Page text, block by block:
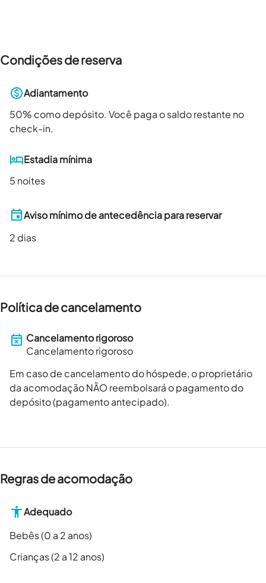
Condições de reserva
Adiantamento
50% como depósito. Você paga o saldo restante no
check-in.
Estadia mínima
5 noites
Aviso mínimo de antecedência para reservar
2 dias
Política de cancelamento
Cancelamento rigoroso
Cancelamento rigoroso
Em caso de cancelamento do hóspede, o proprietário
da acomodação NÃO reembolsará o pagamento do
depósito (pagamento antecipado).
Regras de acomodação
Adequado
Bebês (0 a 2 anos)
Crianças (2 a 12 anos)